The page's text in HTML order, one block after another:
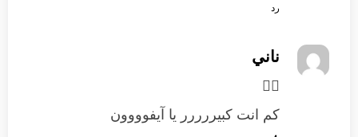
رد
ناني

كم انت كبيررررر يا آيفوووون